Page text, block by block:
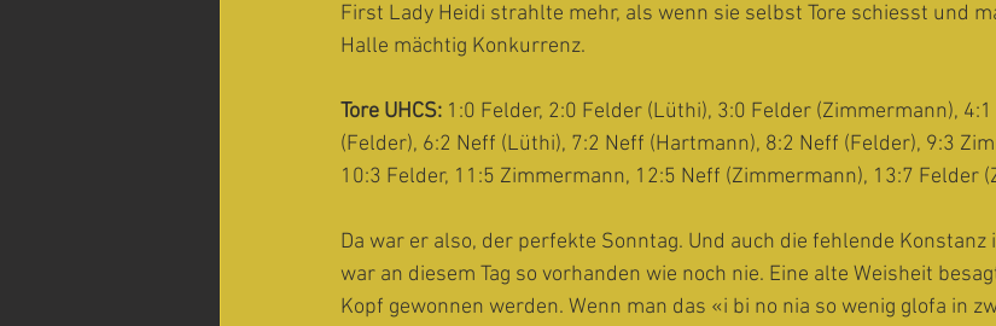
First Lady Heidi strahlte mehr, als wenn sie selbst Tore schiesst und
Halle mächtig Konkurrenz.
Tore UHCS: 1:0 Felder, 2:0 Felder (Lüthi), 3:0 Felder (Zimmermann),
(Felder), 6:2 Neff (Lüthi), 7:2 Neff (Hartmann), 8:2 Neff (Felder), 9:3
10:3 Felder, 11:5 Zimmermann, 12:5 Neff (Zimmermann), 13:7 Felder
Da war er also, der perfekte Sonntag. Und auch die fehlende Konstanz
war an diesem Tag so vorhanden wie noch nie. Eine alte Weisheit
Kopf gewonnen werden. Wenn man das «i bi no nia so wenig glofa in